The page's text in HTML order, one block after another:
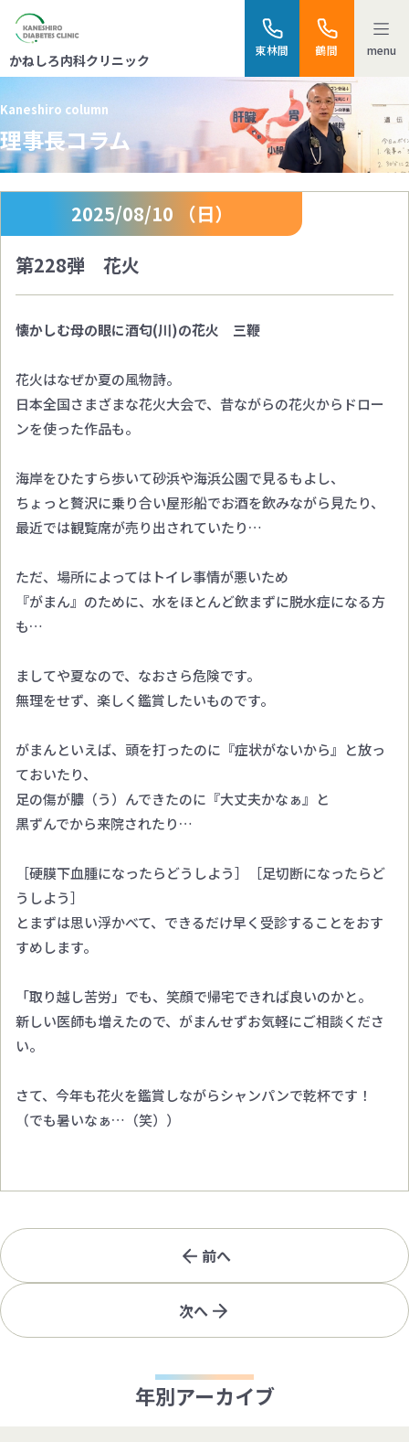
かねしろ内科クリニック
東林間 鶴間 menu
Kaneshiro column
理事長コラム
2025/08/10 （日）
第228弾 花火
懐かしむ母の眼に酒匂(川)の花火 三鞭
花火はなぜか夏の風物詩。
日本全国さまざまな花火大会で、昔ながらの花火からドロー
ンを使った作品も。
海岸をひたすら歩いて砂浜や海浜公園で見るもよし、
ちょっと贅沢に乗り合い屋形船でお酒を飲みながら見たり、
最近では観覧席が売り出されていたり…
ただ、場所によってはトイレ事情が悪いため
『がまん』のために、水をほとんど飲まずに脱水症になる方
も…
ましてや夏なので、なおさら危険です。
無理をせず、楽しく鑑賞したいものです。
がまんといえば、頭を打ったのに『症状がないから』と放っ
ておいたり、
足の傷が膿（う）んできたのに『大丈夫かなぁ』と
黒ずんでから来院されたり…
［硬膜下血腫になったらどうしよう］［足切断になったらど
うしよう］
とまずは思い浮かべて、できるだけ早く受診することをおす
すめします。
「取り越し苦労」でも、笑顔で帰宅できれば良いのかと。
新しい医師も増えたので、がまんせずお気軽にご相談くださ
い。
さて、今年も花火を鑑賞しながらシャンパンで乾杯です！
（でも暑いなぁ…（笑））
前へ
次へ
年別アーカイブ